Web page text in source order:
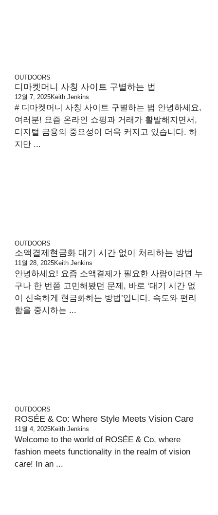
OUTDOORS
디마켓머니 사칭 사이트 구별하는 법
12월 7, 2025Keith Jenkins
# 디마켓머니 사칭 사이트 구별하는 법 안녕하세요,
여러분! 요즘 온라인 쇼핑과 거래가 활발해지면서,
디지털 금융의 중요성이 더욱 커지고 있습니다. 하
지만 ...
OUTDOORS
소액결제현금화 대기 시간 없이 처리하는 방법
11월 28, 2025Keith Jenkins
안녕하세요! 요즘 소액결제가 필요한 사람이라면 누
구나 한 번쯤 고민해봤던 문제, 바로 ‘대기 시간 없
이 신속하게 현금화하는 방법’입니다. 속도와 편리
함을 중시하는 ...
OUTDOORS
ROSÉE & Co: Where Style Meets Vision Care
11월 4, 2025Keith Jenkins
Welcome to the world of ROSÉE & Co, where
fashion meets functionality in the realm of vision
care! In an ...